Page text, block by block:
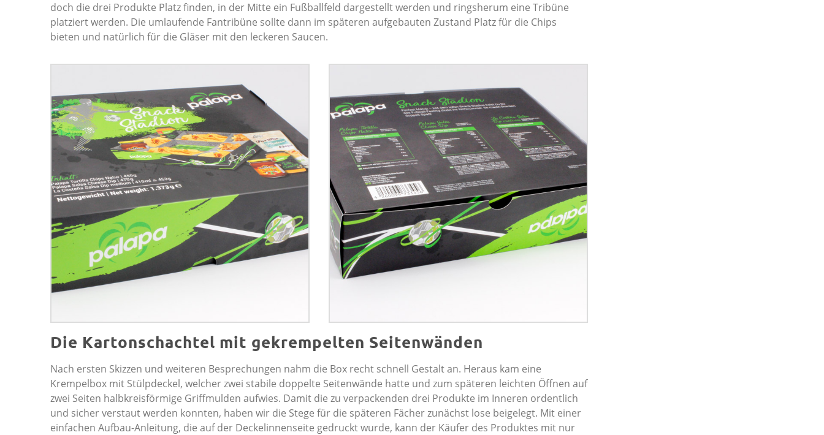
doch die drei Produkte Platz finden, in der Mitte ein Fußballfeld dargestellt werden und ringsherum eine Tribüne
platziert werden. Die umlaufende Fantribüne sollte dann im späteren aufgebauten Zustand Platz für die Chips
bieten und natürlich für die Gläser mit den leckeren Saucen.
Die Kartonschachtel mit gekrempelten Seitenwänden
Nach ersten Skizzen und weiteren Besprechungen nahm die Box recht schnell Gestalt an. Heraus kam eine
Krempelbox mit Stülpdeckel, welcher zwei stabile doppelte Seitenwände hatte und zum späteren leichten Öffnen auf
zwei Seiten halbkreisförmige Griffmulden aufwies. Damit die zu verpackenden drei Produkte im Inneren ordentlich
und sicher verstaut werden konnten, haben wir die Stege für die späteren Fächer zunächst lose beigelegt. Mit einer
einfachen Aufbau-Anleitung, die auf der Deckelinnenseite gedruckt wurde, kann der Käufer des Produktes mit nur